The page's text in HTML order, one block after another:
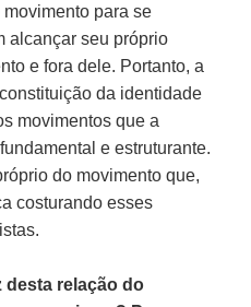
para se
alcançar seu próprio
e fora dele. Portanto, a
da identidade
movimentos que a
e estruturante.
do movimento que,
costurando esses
desta relação do